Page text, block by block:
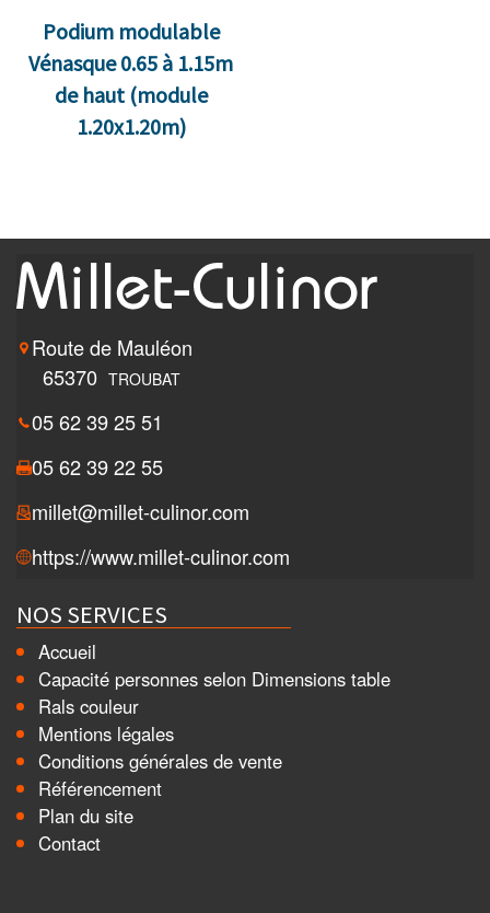
Podium modulable
Vénasque 0.65 à 1.15m
de haut (module
1.20x1.20m)
Route de Mauléon
65370 TROUBAT
05 62 39 25 51
05 62 39 22 55
millet@millet-culinor.com
https://www.millet-culinor.com
NOS SERVICES
Accueil
Capacité personnes selon Dimensions table
Rals couleur
Mentions légales
Conditions générales de vente
Référencement
Plan du site
Contact